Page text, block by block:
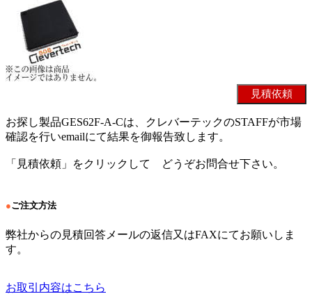
お探し製品GES62F-A-Cは、クレバーテックのSTAFFが市場
確認を行いemailにて結果を御報告致します。
「見積依頼」をクリックして どうぞお問合せ下さい。
●ご注文方法
弊社からの見積回答メールの返信又はFAXにてお願いしま
す。
お取引内容はこちら